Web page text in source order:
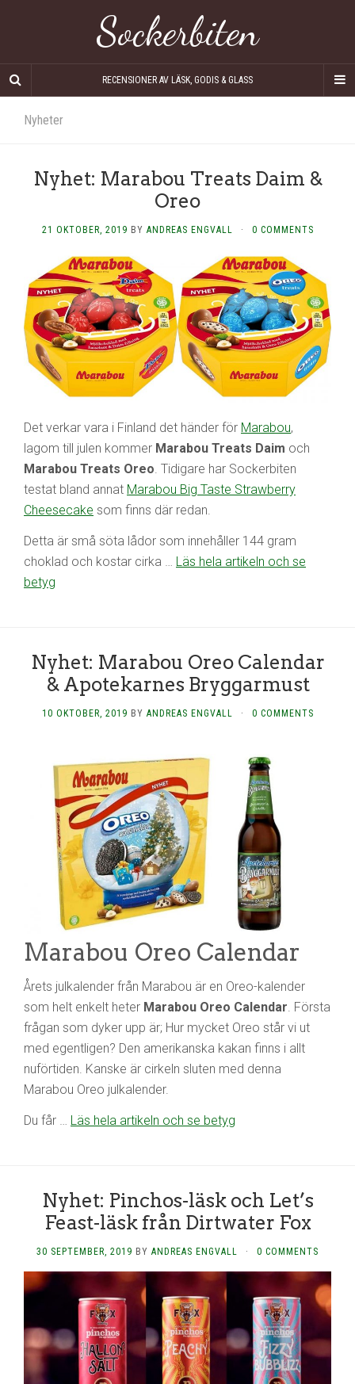
Sockerbiten
RECENSIONER AV LÄSK, GODIS & GLASS
Nyheter
Nyhet: Marabou Treats Daim &
Oreo
21 OKTOBER, 2019 BY ANDREAS ENGVALL · 0 COMMENTS
Det verkar vara i Finland det händer för Marabou,
lagom till julen kommer Marabou Treats Daim och
Marabou Treats Oreo. Tidigare har Sockerbiten
testat bland annat Marabou Big Taste Strawberry
Cheesecake som finns där redan.
Detta är små söta lådor som innehåller 144 gram
choklad och kostar cirka … Läs hela artikeln och se
betyg
Nyhet: Marabou Oreo Calendar
& Apotekarnes Bryggarmust
10 OKTOBER, 2019 BY ANDREAS ENGVALL · 0 COMMENTS
Marabou Oreo Calendar
Årets julkalender från Marabou är en Oreo-kalender
som helt enkelt heter Marabou Oreo Calendar. Första
frågan som dyker upp är; Hur mycket Oreo står vi ut
med egentligen? Den amerikanska kakan finns i allt
nuförtiden. Kanske är cirkeln sluten med denna
Marabou Oreo julkalender.
Du får … Läs hela artikeln och se betyg
Nyhet: Pinchos-läsk och Let’s
Feast-läsk från Dirtwater Fox
30 SEPTEMBER, 2019 BY ANDREAS ENGVALL · 0 COMMENTS